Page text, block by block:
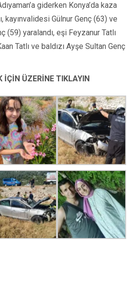
giderken Konya’da kaza
kayınvalidesi Gülnur Genç (63) ve
(59) yaralandı, eşi Feyzanur Tatlı
Tatlı ve baldızı Ayşe Sultan Genç
İÇİN ÜZERİNE TIKLAYIN